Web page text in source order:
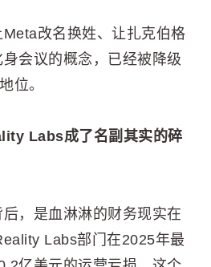
改名换姓、让扎克伯格
会议的概念，已经被降级
位。
Labs成了名副其实的碎
，是血淋淋的财务现实在
Labs部门在2025年最